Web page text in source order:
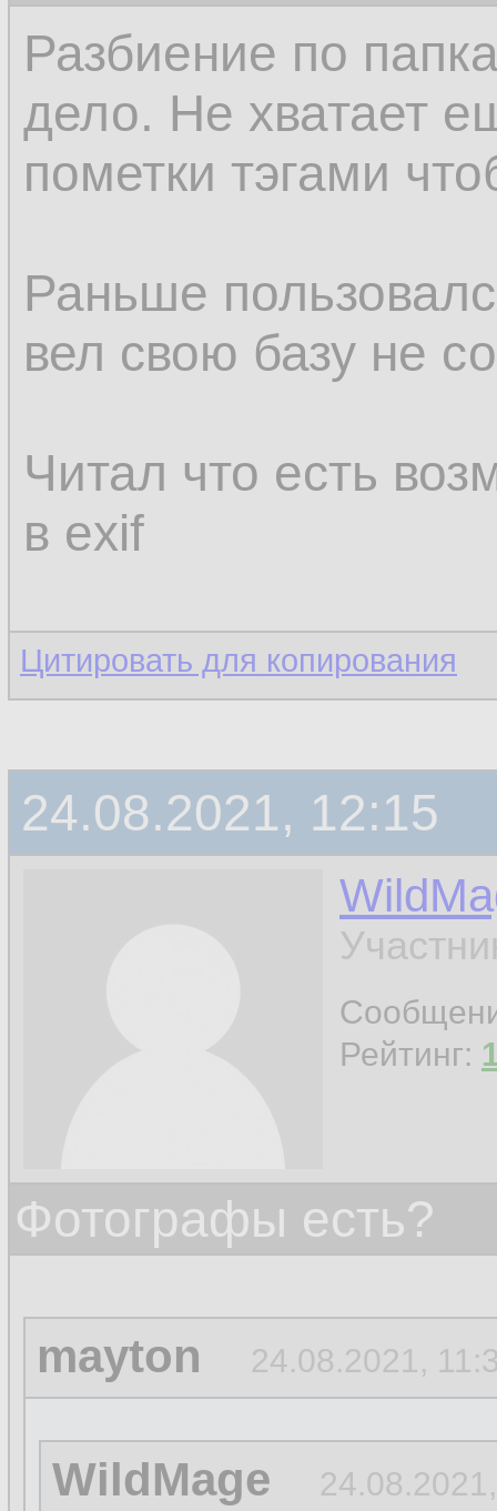
Разбиение по
дело. Не хватает
пометки тэгами
Раньше
вел свою базу не
Читал что есть
в exif
Цитировать для копирования
24.08.2021, 12:15
Рейтинг:
Фотографы есть?
mayton 24.08.2021,
WildMage